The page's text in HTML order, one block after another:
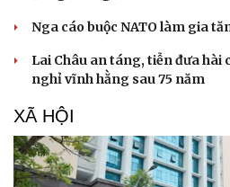
Âm nhạc
Di sản
Nga cáo buộc NATO làm gia
Lai Châu an táng, tiễn đưa hài
nghỉ vĩnh hằng sau 75 năm
XÃ HỘI